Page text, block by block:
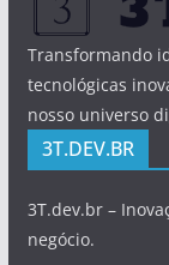
Transformando
tecnológicas
nosso universo
3T.DEV.BR
3T.dev.br –
negócio.